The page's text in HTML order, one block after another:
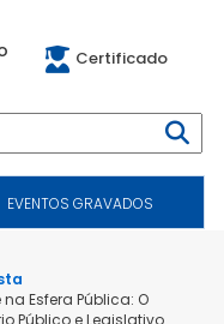
Certificado
EVENTOS GRAVADOS
Esfera Pública: O
Público e Legislativo